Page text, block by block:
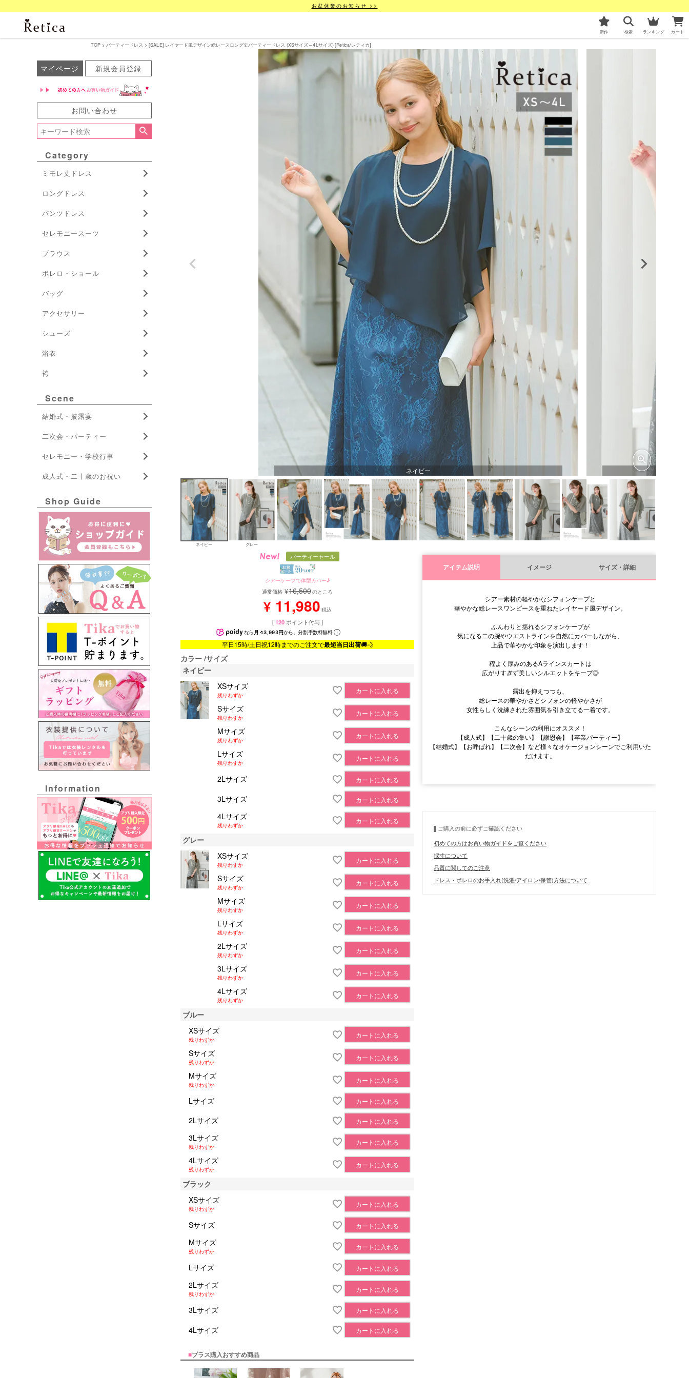
お盆休業のお知らせ >>
新作 検索 ランキング カート
TOP パーティードレス [SALE] レイヤード風デザイン総レースロング丈パーティードレス (XSサイズ～4Lサイズ) [Retica/レティカ]
マイページ 新規会員登録
お問い合わせ
Category
ミモレ丈ドレス
ロングドレス
パンツドレス
セレモニースーツ
ブラウス
ボレロ・ショール
バッグ
アクセサリー
シューズ
浴衣
袴
Scene
結婚式・披露宴
二次会・パーティー
セレモニー・学校行事
成人式・二十歳のお祝い
Shop Guide
Information
ネイビー
ネイビー グレー
パーティーセール
シアーケープで体型カバー♪
通常価格 ¥16,500のところ
¥ 11,980 税込
[ 120 ポイント付与 ]
なら 月々3,993円から。分割手数料無料
平日15時/土日祝12時までのご注文で最短当日出荷🚚💨
カラー サイズ
ネイビー
XSサイズ
残りわずか
カートに入れる
Sサイズ
残りわずか
カートに入れる
Mサイズ
残りわずか
カートに入れる
Lサイズ
残りわずか
カートに入れる
2Lサイズ カートに入れる
3Lサイズ カートに入れる
4Lサイズ
残りわずか
カートに入れる
グレー
XSサイズ
残りわずか
カートに入れる
Sサイズ
残りわずか
カートに入れる
Mサイズ
残りわずか
カートに入れる
Lサイズ
残りわずか
カートに入れる
2Lサイズ
残りわずか
カートに入れる
3Lサイズ
残りわずか
カートに入れる
4Lサイズ
残りわずか
カートに入れる
ブルー
XSサイズ
残りわずか
カートに入れる
Sサイズ
残りわずか
カートに入れる
Mサイズ
残りわずか
カートに入れる
Lサイズ カートに入れる
2Lサイズ カートに入れる
3Lサイズ
残りわずか
カートに入れる
4Lサイズ
残りわずか
カートに入れる
ブラック
XSサイズ
残りわずか
カートに入れる
Sサイズ カートに入れる
Mサイズ
残りわずか
カートに入れる
Lサイズ カートに入れる
2Lサイズ
残りわずか
カートに入れる
3Lサイズ カートに入れる
4Lサイズ カートに入れる
■プラス購入おすすめ商品
アイテム説明 イメージ サイズ・詳細
シアー素材の軽やかなシフォンケープと
華やかな総レースワンピースを重ねたレイヤード風デザイン。
ふんわりと揺れるシフォンケープが
気になる二の腕やウエストラインを自然にカバーしながら、
上品で華やかな印象を演出します！
程よく厚みのあるAラインスカートは
広がりすぎず美しいシルエットをキープ◎
露出を抑えつつも、
総レースの華やかさとシフォンの軽やかさが
女性らしく洗練された雰囲気を引き立てる一着です。
こんなシーンの利用にオススメ！
【成人式】【二十歳の集い】【謝恩会】【卒業パーティー】
【結婚式】【お呼ばれ】【二次会】など様々なオケージョンシーンでご利用いた
だけます。
ご購入の前に必ずご確認ください
初めての方はお買い物ガイドをご覧ください
採寸について
品質に関してのご注意
ドレス・ボレロのお手入れ(洗濯/アイロン/保管)方法について